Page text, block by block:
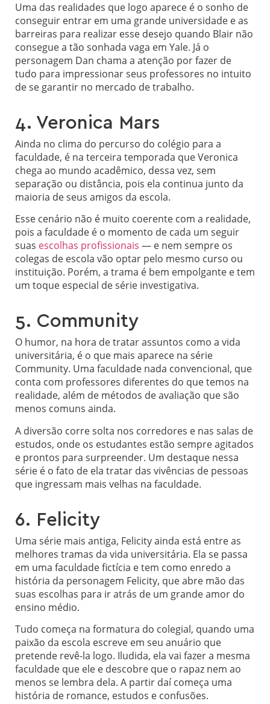
Uma das realidades que logo aparece é o sonho de
conseguir entrar em uma grande universidade e as
barreiras para realizar esse desejo quando Blair não
consegue a tão sonhada vaga em Yale. Já o
personagem Dan chama a atenção por fazer de
tudo para impressionar seus professores no intuito
de se garantir no mercado de trabalho.
4. Veronica Mars
Ainda no clima do percurso do colégio para a
faculdade, é na terceira temporada que Veronica
chega ao mundo acadêmico, dessa vez, sem
separação ou distância, pois ela continua junto da
maioria de seus amigos da escola.
Esse cenário não é muito coerente com a realidade,
pois a faculdade é o momento de cada um seguir
suas escolhas profissionais — e nem sempre os
colegas de escola vão optar pelo mesmo curso ou
instituição. Porém, a trama é bem empolgante e tem
um toque especial de série investigativa.
5. Community
O humor, na hora de tratar assuntos como a vida
universitária, é o que mais aparece na série
Community. Uma faculdade nada convencional, que
conta com professores diferentes do que temos na
realidade, além de métodos de avaliação que são
menos comuns ainda.
A diversão corre solta nos corredores e nas salas de
estudos, onde os estudantes estão sempre agitados
e prontos para surpreender. Um destaque nessa
série é o fato de ela tratar das vivências de pessoas
que ingressam mais velhas na faculdade.
6. Felicity
Uma série mais antiga, Felicity ainda está entre as
melhores tramas da vida universitária. Ela se passa
em uma faculdade fictícia e tem como enredo a
história da personagem Felicity, que abre mão das
suas escolhas para ir atrás de um grande amor do
ensino médio.
Tudo começa na formatura do colegial, quando uma
paixão da escola escreve em seu anuário que
pretende revê-la logo. Iludida, ela vai fazer a mesma
faculdade que ele e descobre que o rapaz nem ao
menos se lembra dela. A partir daí começa uma
história de romance, estudos e confusões.